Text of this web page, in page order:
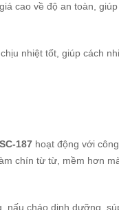
cao về độ an toàn,
nhiệt tốt, giúp cách
187 hoạt động với
chín từ từ, mềm hơn
nấu cháo dinh dưỡng,